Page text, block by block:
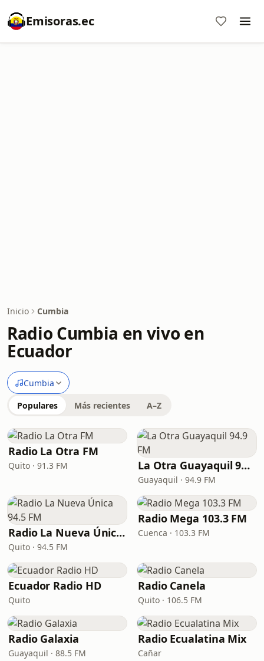
Emisoras.ec
Inicio Cumbia
Radio Cumbia en vivo en
Ecuador
Cumbia
Populares Más recientes A–Z
Radio La Otra FM
Quito · 91.3 FM La Otra Guayaquil 94.9 FM
Guayaquil · 94.9 FM
Radio La Nueva Única 94.5 FM
Quito · 94.5 FM
Radio Mega 103.3 FM
Cuenca · 103.3 FM
Ecuador Radio HD
Quito
Radio Canela
Quito · 106.5 FM
Radio Galaxia
Guayaquil · 88.5 FM
Radio Ecualatina Mix
Cañar